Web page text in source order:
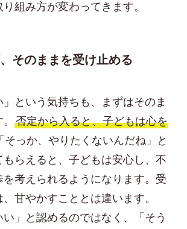
組み方が変わってきます。
そのままを受け止める
」という気持ちも、まずはそのま
否定から入ると、子どもは心を
そっか、やりたくないんだね」と
らえると、子どもは安心し、不
を考えられるようになります。受
甘やかすこととは違います。
い」と認めるのではなく、「そう